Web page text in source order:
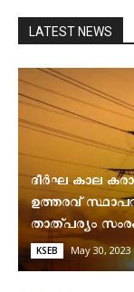
LATEST NEWS
ദീര്‍ഘ കാല
ഉത്തരവ്
താത്പര്യം
KSEB May 30, 2023